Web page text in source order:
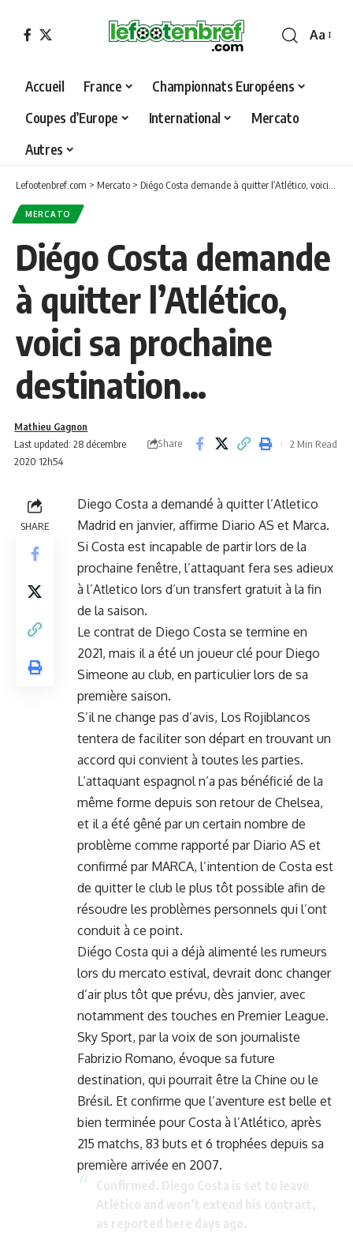
Font
Aa
Accueil France
Championnats Européens
Coupes d’Europe
International
Mercato
Autres
Lefootenbref.com > Mercato > Diégo Costa demande à quitter l’Atlético, voici sa prochaine destination…
MERCATO
Diégo Costa demande
à quitter l’Atlético,
voici sa prochaine
destination…
Last updated: 28 décembre
2020 12h54
Mathieu Gagnon
Share
2 Min Read
SHARE
Diego Costa a demandé à quitter l’Atletico
Madrid en janvier, affirme Diario AS et Marca.
Si Costa est incapable de partir lors de la
prochaine fenêtre, l’attaquant fera ses adieux
à l’Atletico lors d’un transfert gratuit à la fin
de la saison.
Le contrat de Diego Costa se termine en
2021, mais il a été un joueur clé pour Diego
Simeone au club, en particulier lors de sa
première saison.
S’il ne change pas d’avis, Los Rojiblancos
tentera de faciliter son départ en trouvant un
accord qui convient à toutes les parties.
L’attaquant espagnol n’a pas bénéficié de la
même forme depuis son retour de Chelsea,
et il a été gêné par un certain nombre de
problème comme rapporté par Diario AS et
confirmé par MARCA, l’intention de Costa est
de quitter le club le plus tôt possible afin de
résoudre les problèmes personnels qui l’ont
conduit à ce point.
Diégo Costa qui a déjà alimenté les rumeurs
lors du mercato estival, devrait donc changer
d’air plus tôt que prévu, dès janvier, avec
notamment des touches en Premier League.
Sky Sport, par la voix de son journaliste
Fabrizio Romano, évoque sa future
destination, qui pourrait être la Chine ou le
Brésil. Et confirme que l’aventure est belle et
bien terminée pour Costa à l’Atlético, après
215 matchs, 83 buts et 6 trophées depuis sa
première arrivée en 2007.